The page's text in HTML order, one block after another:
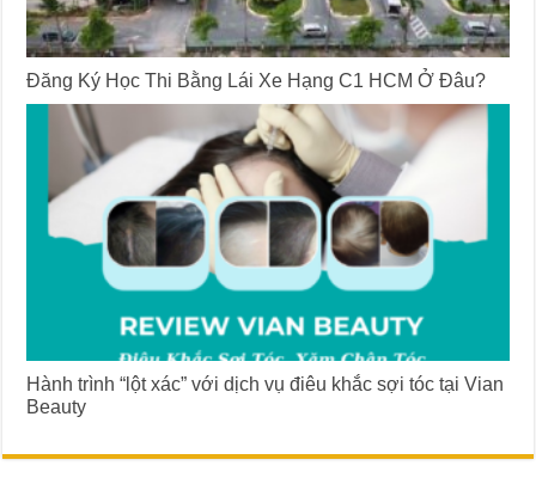
Đăng Ký Học Thi Bằng Lái Xe Hạng C1 HCM Ở Đâu?
Hành trình “lột xác” với dịch vụ điêu khắc sợi tóc tại Vian
Beauty